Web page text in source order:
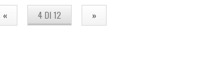
« 4 DI 12 »